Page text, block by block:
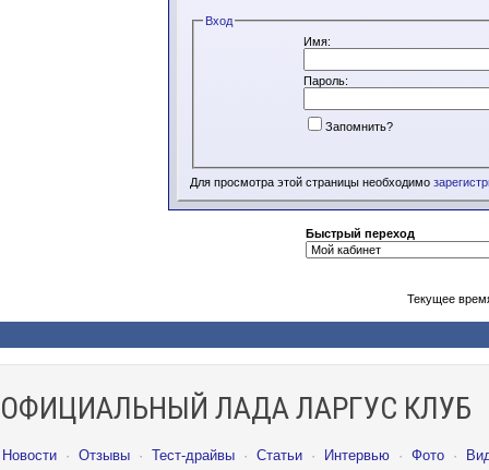
Вход
Имя:
Пароль:
Запомнить?
Для просмотра этой страницы необходимо
Быстрый переход
Текущее
ОФИЦИАЛЬНЫЙ ЛАДА ЛАРГУС КЛУБ
Новости · Отзывы · Тест-драйвы · Статьи · Интервью · Фото ·